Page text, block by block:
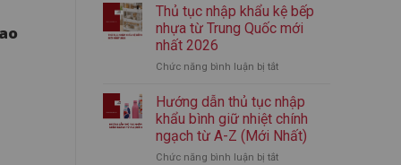
tiết
thủ
khẩu
từ
Trung
Quốc
mới
nhất
Thủ tục nhập khẩu kệ bếp
nhựa từ Trung Quốc mới
nhất 2026
Chức năng bình luận bị tắtở
tục
nhập
khẩu
kệ
bếp
Hướng dẫn thủ tục nhập
khẩu bình giữ nhiệt chính
ngạch từ A-Z (Mới Nhất)
Chức năng bình luận bị tắtở